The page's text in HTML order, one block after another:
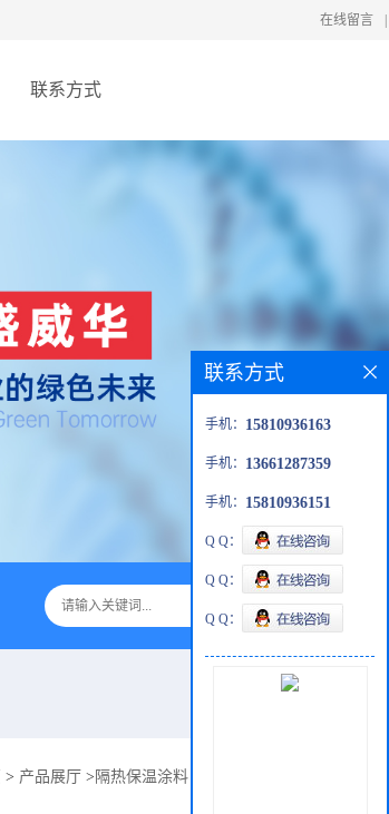
在线留言
联系方式
> 产品展厅 > 隔热保温涂料
联系方式
手机： 15810936163
手机： 13661287359
手机： 15810936151
Q Q：
Q Q：
Q Q：